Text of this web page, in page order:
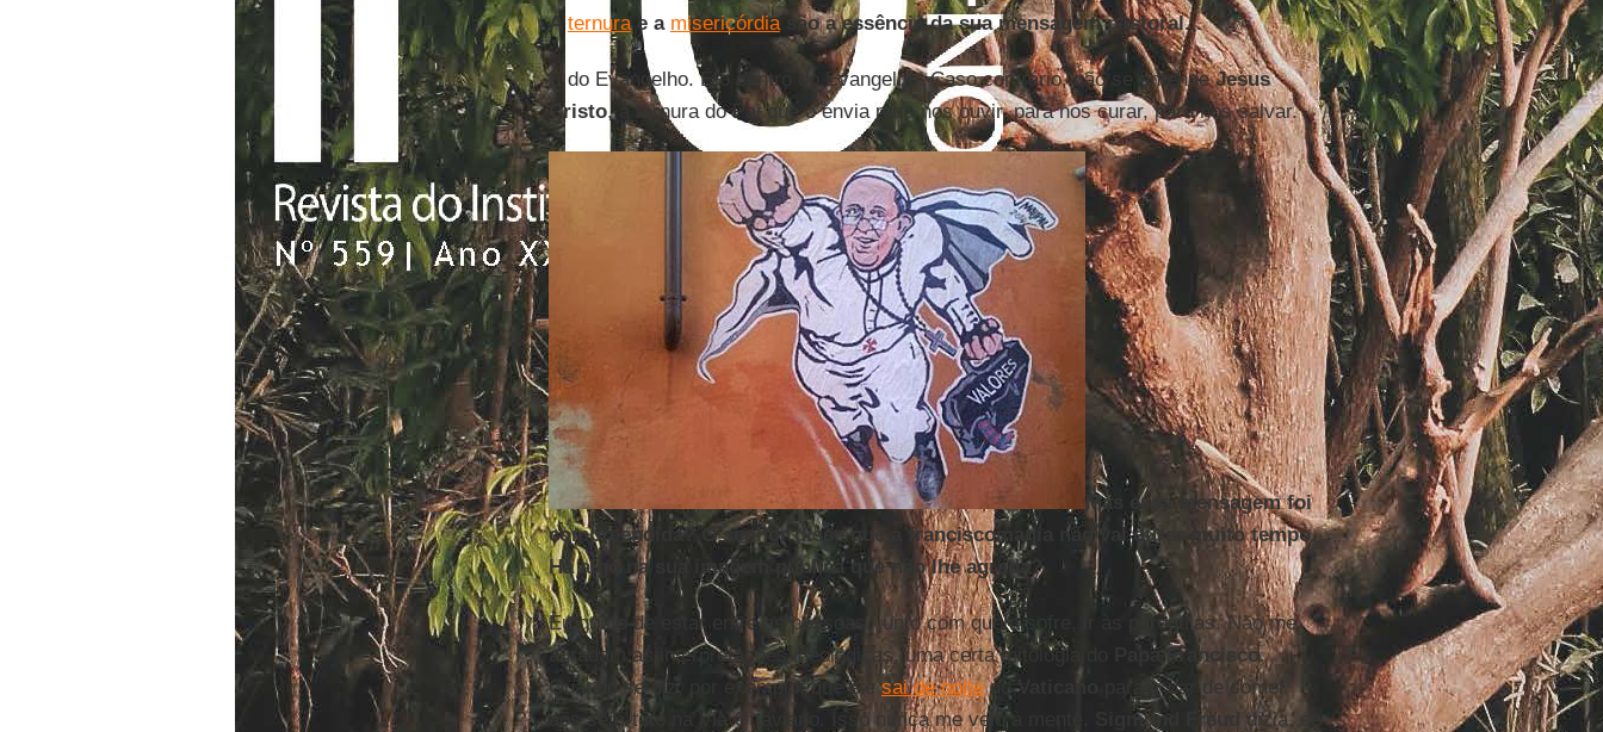
A ternurae a misericórdiasão a essência da sua mensagem pastoral...
E do Evangelho. É o centro do Evangelho. Caso contrário, não se entendeJesus
Cristo, a ternura do Pai que o envia para nos ouvir, para nos curar, para nos salvar.
Mas essa mensagem foi
compreendida? O senhor disse que a franciscomania não vai durar muito tempo.
Há algo na sua imagem pública que não lhe agrada?
Eu gosto de estar entre as pessoas, junto com quem sofre, ir às paróquias. Não me
agradam as interpretações ideológicas, uma certa mitologia do
Papa Francisco.
Quando se diz, por exemplo, que elesai de noitedoVaticano
para ir dar de comer
aos sem-teto na Via Ottaviano. Isso nunca me veio à mente.
Sigmund Freud dizia, se